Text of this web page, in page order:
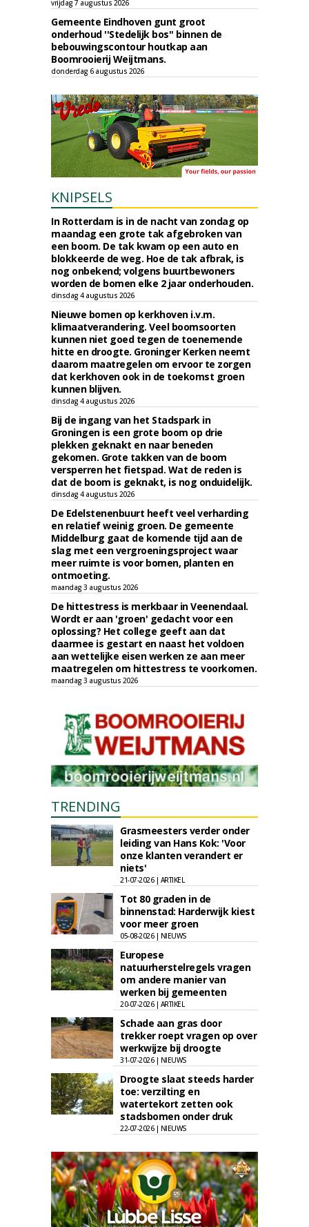
vrijdag 7 augustus 2026
Gemeente Eindhoven gunt groot
onderhoud ''Stedelijk bos'' binnen de
bebouwingscontour houtkap aan
Boomrooierij Weijtmans.
donderdag 6 augustus 2026
KNIPSELS
In Rotterdam is in de nacht van zondag op
maandag een grote tak afgebroken van
een boom. De tak kwam op een auto en
blokkeerde de weg. Hoe de tak afbrak, is
nog onbekend; volgens buurtbewoners
worden de bomen elke 2 jaar onderhouden.
dinsdag 4 augustus 2026
Nieuwe bomen op kerkhoven i.v.m.
klimaatverandering. Veel boomsoorten
kunnen niet goed tegen de toenemende
hitte en droogte. Groninger Kerken neemt
daarom maatregelen om ervoor te zorgen
dat kerkhoven ook in de toekomst groen
kunnen blijven.
dinsdag 4 augustus 2026
Bij de ingang van het Stadspark in
Groningen is een grote boom op drie
plekken geknakt en naar beneden
gekomen. Grote takken van de boom
versperren het fietspad. Wat de reden is
dat de boom is geknakt, is nog onduidelijk.
dinsdag 4 augustus 2026
De Edelstenenbuurt heeft veel verharding
en relatief weinig groen. De gemeente
Middelburg gaat de komende tijd aan de
slag met een vergroeningsproject waar
meer ruimte is voor bomen, planten en
ontmoeting.
maandag 3 augustus 2026
De hittestress is merkbaar in Veenendaal.
Wordt er aan 'groen' gedacht voor een
oplossing? Het college geeft aan dat
daarmee is gestart en naast het voldoen
aan wettelijke eisen werken ze aan meer
maatregelen om hittestress te voorkomen.
maandag 3 augustus 2026
TRENDING
Grasmeesters verder onder
leiding van Hans Kok: 'Voor
onze klanten verandert er
niets'
21-07-2026 | ARTIKEL
Tot 80 graden in de
binnenstad: Harderwijk kiest
voor meer groen
05-08-2026 | NIEUWS
Europese
natuurherstelregels vragen
om andere manier van
werken bij gemeenten
20-07-2026 | ARTIKEL
Schade aan gras door
trekker roept vragen op over
werkwijze bij droogte
31-07-2026 | NIEUWS
Droogte slaat steeds harder
toe: verzilting en
watertekort zetten ook
stadsbomen onder druk
22-07-2026 | NIEUWS